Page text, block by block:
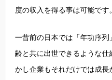
度の収入を得る事は可能です。
一昔前の日本では「年功序
齢と共に出世できるような仕
かし企業もそれだけでは成